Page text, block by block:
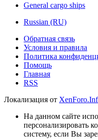
General cargo ships
Russian (RU)
Обратная связь
Условия и правила
Политика
Помощь
Главная
RSS
Локализация от
На данном сайте
персонализировать
систему, если Вы